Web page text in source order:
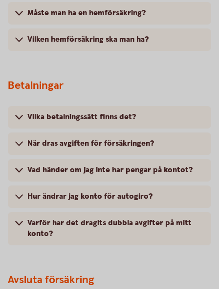
Måste man ha en hemförsäkring?
Vilken hemförsäkring ska man ha?
Betalningar
Vilka betalningssätt finns det?
När dras avgiften för försäkringen?
Vad händer om jag inte har pengar på kontot?
Hur ändrar jag konto för autogiro?
Varför har det dragits dubbla avgifter på mitt
konto?
Avsluta försäkring